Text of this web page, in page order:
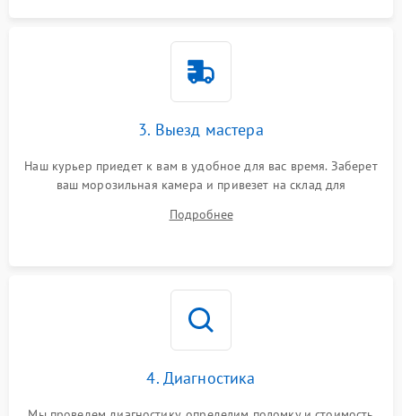
3. Выезд мастера
Наш курьер приедет к вам в удобное для вас время. Заберет
ваш морозильная камера и привезет на склад для
Подробнее
4. Диагностика